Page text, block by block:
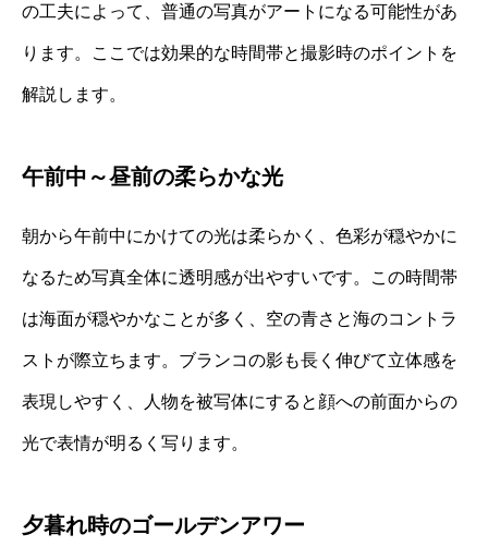
の工夫によって、普通の写真がアートになる可能性があ
ります。ここでは効果的な時間帯と撮影時のポイントを
解説します。
午前中～昼前の柔らかな光
朝から午前中にかけての光は柔らかく、色彩が穏やかに
なるため写真全体に透明感が出やすいです。この時間帯
は海面が穏やかなことが多く、空の青さと海のコントラ
ストが際立ちます。ブランコの影も長く伸びて立体感を
表現しやすく、人物を被写体にすると顔への前面からの
光で表情が明るく写ります。
夕暮れ時のゴールデンアワー